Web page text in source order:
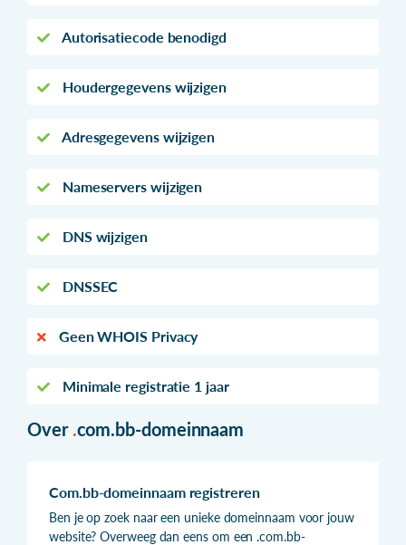
Autorisatiecode benodigd
Houdergegevens wijzigen
Adresgegevens wijzigen
Nameservers wijzigen
DNS wijzigen
DNSSEC
Geen WHOIS Privacy
Minimale registratie 1 jaar
Over .com.bb-domeinnaam
Com.bb-domeinnaam registreren
Ben je op zoek naar een unieke domeinnaam voor jouw
website? Overweeg dan eens om een .com.bb-